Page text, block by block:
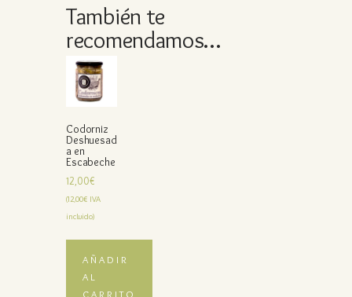
También te
recomendamos…
Codorniz
Deshuesad
a en
Escabeche
12,00€
(12,00€ IVA
incluido)
AÑADIR
AL
CARRITO